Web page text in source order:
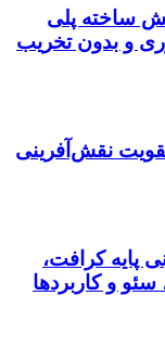
ساخته پلی
و بدون تخریب
نقش‌آفرینی
پایه کرافت،
و کاربردها